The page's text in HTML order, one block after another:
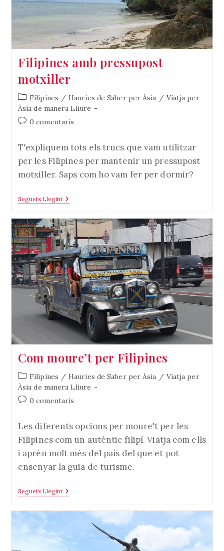
Filipines amb pressupost
motxiller
Categoria
de
l'entrada:
Filipines / Hauries de Saber per Àsia / Viatja per
Àsia de manera Lliure
Comentaris
l'entrada:
0 comentaris
T'expliquem tots els trucs que vam utilitzar
per les Filipines per mantenir un pressupost
motxiller. Saps com ho vam fer per dormir?
Segueix LlegintFilipines
Amb
Motxiller
Com moure’t per Filipines
Categoria
de
l'entrada:
Filipines / Hauries de Saber per Àsia / Viatja per
Àsia de manera Lliure
Comentaris
l'entrada:
0 comentaris
Les diferents opcions per moure't per les
Filipines com un autèntic filipí. Viatja com ells
i aprèn molt més del país del que et pot
ensenyar la guia de turisme.
Segueix LlegintCom
Moure’t
Filipines